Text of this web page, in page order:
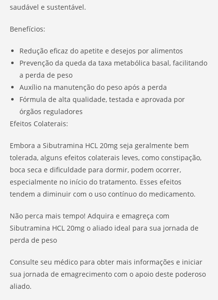
saudável e sustentável.
Benefícios:
Redução eficaz do apetite e desejos por alimentos
Prevenção da queda da taxa metabólica basal, facilitando
a perda de peso
Auxílio na manutenção do peso após a perda
Fórmula de alta qualidade, testada e aprovada por
órgãos reguladores
Efeitos Colaterais:
Embora a Sibutramina HCL 20mg seja geralmente bem
tolerada, alguns efeitos colaterais leves, como constipação,
boca seca e dificuldade para dormir, podem ocorrer,
especialmente no início do tratamento. Esses efeitos
tendem a diminuir com o uso contínuo do medicamento.
Não perca mais tempo! Adquira e emagreça com
Sibutramina HCL 20mg o aliado ideal para sua jornada de
perda de peso
Consulte seu médico para obter mais informações e iniciar
sua jornada de emagrecimento com o apoio deste poderoso
aliado.